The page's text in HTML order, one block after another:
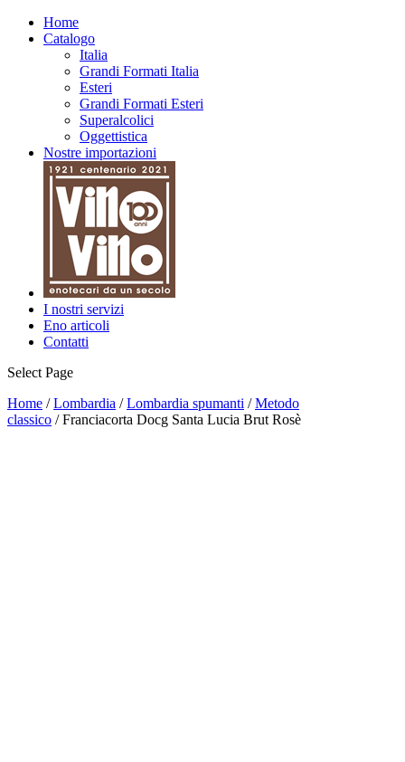
Home
Catalogo
Italia
Grandi Formati Italia
Esteri
Grandi Formati Esteri
Superalcolici
Oggettistica
Nostre importazioni
I nostri servizi
Eno articoli
Contatti
Select Page
Home /Lombardia /Lombardia spumanti /Metodo
classico / Franciacorta Docg Santa Lucia Brut Rosè